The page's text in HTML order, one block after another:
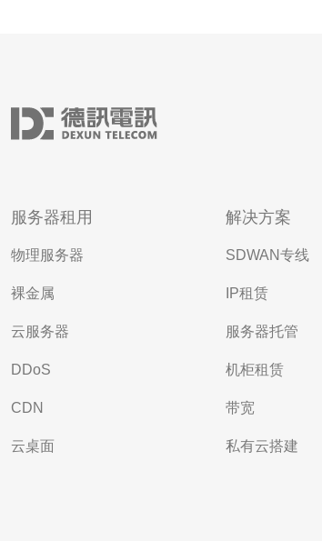
服务器租用
物理服务器
裸金属
云服务器
DDoS
CDN
云桌面
解决方案
SDWAN专线
IP租赁
服务器托管
机柜租赁
带宽
私有云搭建